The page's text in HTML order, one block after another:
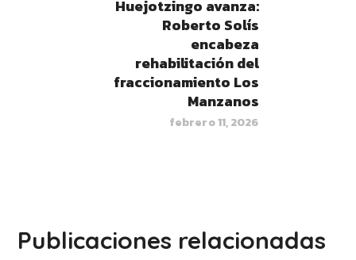
Huejotzingo avanza:
Roberto Solís
encabeza
rehabilitación del
fraccionamiento Los
Manzanos
febrero 11, 2026
Publicaciones relacionadas